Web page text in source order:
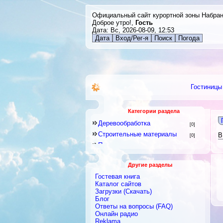
Официальный сайт курортной зоны
Доброе утро!, Гость
Дата: Вс, 2026-08-09, 12:53
Дата
Вход/Рег-я Поиск Погода
Гостиницы
Категории раздела
Деревообработка [0]
Строительные материалы [0]
Прочие промышленные
производства
[0]
Радиоэлектронная
Легкая промышленность
Сельское хозяйство
Стекло, фарфор, фаянс
Машиностроение и
Другие разделы
Гостевая книга
Каталог сайтов
Загрузки (Скачать)
Блог
Ответы на вопросы (FAQ)
Онлайн радио
Reklama